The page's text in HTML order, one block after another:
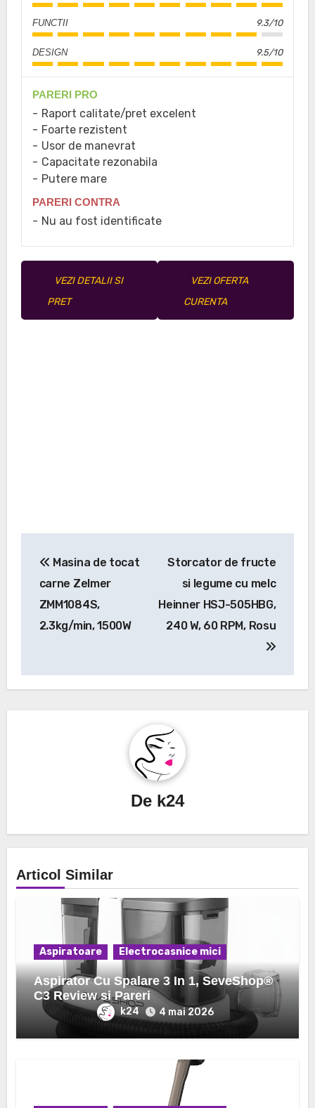
FUNCTII 9.3/10
DESIGN 9.5/10
PARERI PRO
Raport calitate/pret excelent
Foarte rezistent
Usor de manevrat
Capacitate rezonabila
Putere mare
PARERI CONTRA
Nu au fost identificate
VEZI DETALII SI
PRET
VEZI OFERTA
CURENTA
în
articole
Masina de tocat
carne Zelmer
ZMM1084S,
2.3kg/min, 1500W
Storcator de fructe
si legume cu melc
Heinner HSJ-505HBG,
240 W, 60 RPM, Rosu
De k24
Articol Similar
Aspiratoare Electrocasnice mici
Aspirator Cu Spalare 3 In 1, SeveShop®
C3 Review si Pareri
k24 4 mai 2026